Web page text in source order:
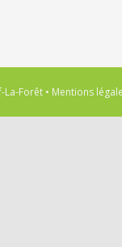
La-Forêt • Mentions